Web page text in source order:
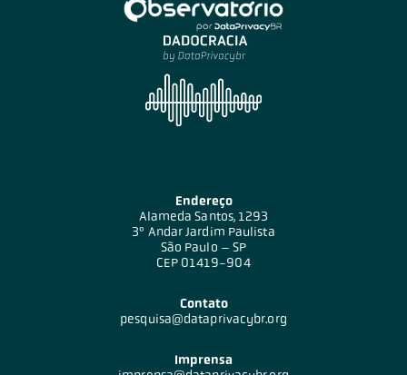
Endereço
Alameda Santos, 1293
3º Andar Jardim Paulista
São Paulo – SP
CEP 01419-904
Contato
pesquisa@dataprivacybr.org
Imprensa